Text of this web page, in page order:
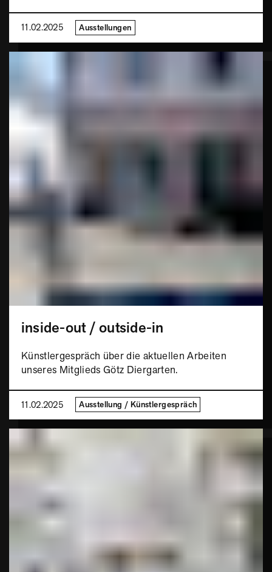
11.02.2025 Ausstellungen
inside-out / outside-in
Künstlergespräch über die aktuellen Arbeiten
unseres Mitglieds Götz Diergarten.
11.02.2025 Ausstellung / Künstlergespräch